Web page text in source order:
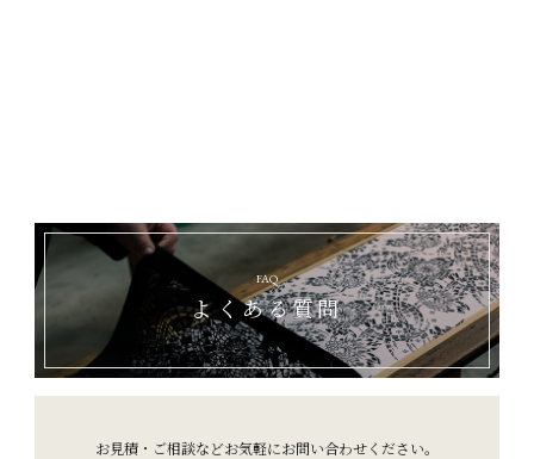
FAQ
よくある質問
お見積・ご相談などお気軽にお問い合わせください。